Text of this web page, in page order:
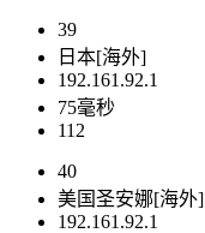
39
日本[海外]
192.161.92.1
75毫秒
112
40
美国圣安娜[海外]
192.161.92.1